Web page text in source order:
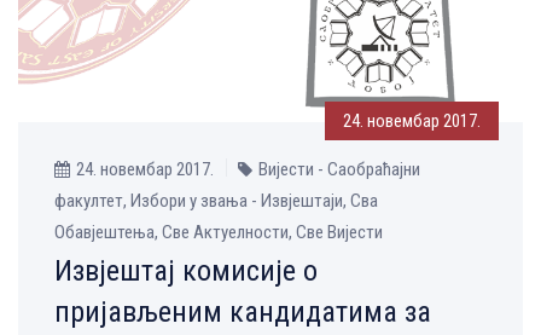
24. новембар 2017.
24. новембар 2017.
Вијести - Саобраћајни
факултет, Избори у звања - Извјештаји, Сва
Обавјештења, Све Aктуелности, Све Вијести
Извјештај комисије о
пријављеним кандидатима за